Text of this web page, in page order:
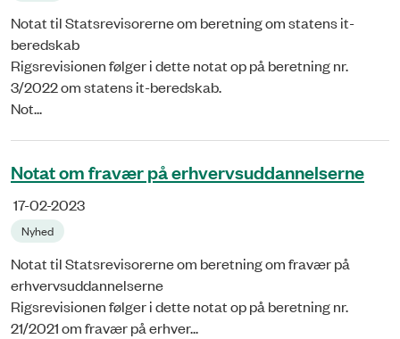
Notat til Statsrevisorerne om beretning om statens it-
beredskab
Rigsrevisionen følger i dette notat op på beretning nr.
3/2022 om statens it-beredskab.
Not...
Notat om fravær på erhvervsuddannelserne
17-02-2023
Nyhed
Notat til Statsrevisorerne om beretning om fravær på
erhvervsuddannelserne
Rigsrevisionen følger i dette notat op på beretning nr.
21/2021 om fravær på erhver...